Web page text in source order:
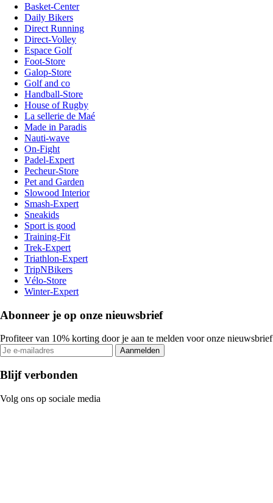
Basket-Center
Daily Bikers
Direct Running
Direct-Volley
Espace Golf
Foot-Store
Galop-Store
Golf and co
Handball-Store
House of Rugby
La sellerie de Maé
Made in Paradis
Nauti-wave
On-Fight
Padel-Expert
Pecheur-Store
Pet and Garden
Slowood Interior
Smash-Expert
Sneakids
Sport is good
Training-Fit
Trek-Expert
Triathlon-Expert
TripNBikers
Vélo-Store
Winter-Expert
Abonneer je op onze nieuwsbrief
Profiteer van 10% korting door je aan te melden voor onze nieuwsbrief
Aanmelden
Blijf verbonden
Volg ons op sociale media